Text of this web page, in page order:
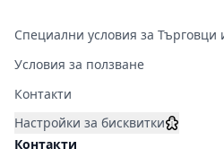
Специални условия за Търговци
Условия за ползване
Контакти
Настройки за бисквитки
Контакти